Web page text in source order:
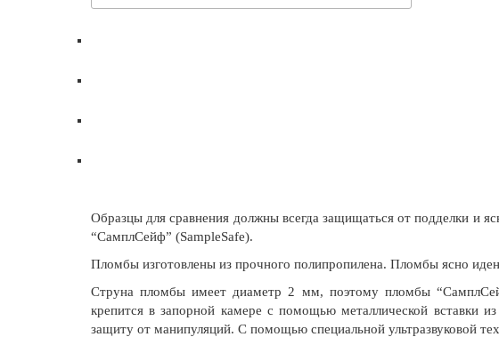
Образцы для сравнения должны всегда защищаться от подделки и
“СамплСейф” (SampleSafe).
Пломбы изготовлены из прочного полипропилена. Пломбы ясно
Струна пломбы имеет диаметр 2 мм, поэтому пломбы
крепится в запорной камере с помощью металлической вставки
защиту от манипуляций. С помощью специальной ультразвуковой